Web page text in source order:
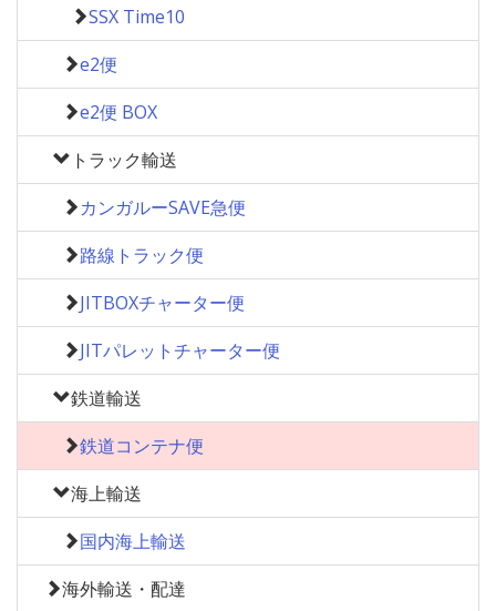
SSX Time10
e2便
e2便 BOX
トラック輸送
カンガルーSAVE急便
路線トラック便
JITBOXチャーター便
JITパレットチャーター便
鉄道輸送
鉄道コンテナ便
海上輸送
国内海上輸送
海外輸送・配達